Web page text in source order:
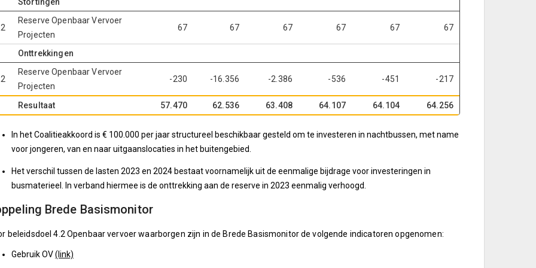
Reserve Openbaar Vervoer
Projecten
67 67 67 67 67 67
Onttrekkingen
Reserve Openbaar Vervoer
Projecten
-230 -16.356 -2.386 -536 -451 -217
Resultaat 57.470 62.536 63.408 64.107 64.104 64.256
In het Coalitieakkoord is € 100.000 per jaar structureel beschikbaar gesteld om te investeren in nachtbussen, met name
voor jongeren, van en naar uitgaanslocaties in het buitengebied.
Het verschil tussen de lasten 2023 en 2024 bestaat voornamelijk uit de eenmalige bijdrage voor investeringen in
busmaterieel. In verband hiermee is de onttrekking aan de reserve in 2023 eenmalig verhoogd.
Brede Basismonitor
beleidsdoel 4.2 Openbaar vervoer waarborgen zijn in de Brede Basismonitor de volgende indicatoren opgenomen:
Gebruik OV(link)